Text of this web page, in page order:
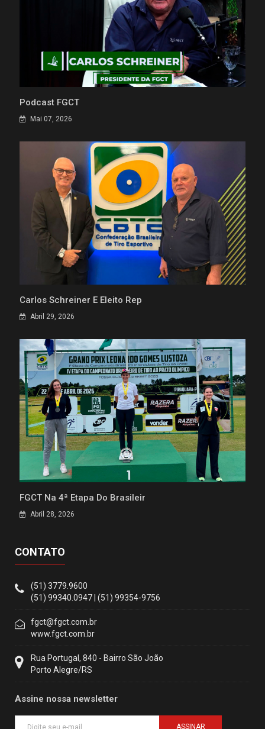
Podcast FGCT
Mai 07, 2026
Carlos Schreiner É Eleito Rep
Abril 29, 2026
FGCT Na 4ª Etapa Do Brasileir
Abril 28, 2026
CONTATO
(51) 3779.9600
(51) 99340.0947 | (51) 99354-9756
fgct@fgct.com.br
www.fgct.com.br
Rua Portugal, 840 - Bairro São João
Porto Alegre/RS
Assine nossa newsletter
ASSINAR